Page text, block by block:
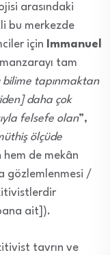
arasındaki
bu merkezde
için
Immanuel
tam
bilime tapınmaktan
daha çok
felsefe olan”,
ölçüde
hem de mekân
gözlemlenmesi /
ait]).
tavrın ve